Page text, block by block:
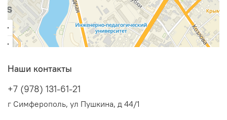
Наши контакты
+7 (978) 131-61-21
г Симферополь, ул Пушкина, д 44/1